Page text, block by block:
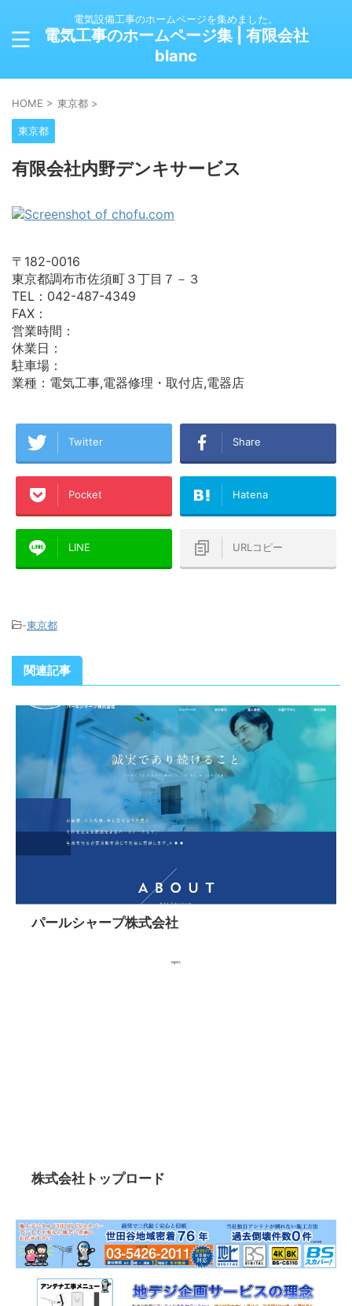
電気設備工事のホームページを集めました。
電気工事のホームページ集 | 有限会社
blanc
HOME > 東京都 >
東京都
有限会社内野デンキサービス
〒182-0016
東京都調布市佐須町３丁目７－３
TEL：042-487-4349
FAX：
営業時間：
休業日：
駐車場：
業種：電気工事,電器修理・取付店,電器店
Twitter Share
Pocket Hatena
LINE URLコピー
-東京都
関連記事
パールシャープ株式会社
株式会社トップロード